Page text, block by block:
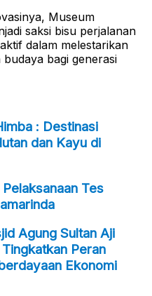
Museum
saksi bisu perjalanan
dalam melestarikan
bagi generasi
: Destinasi
dan Kayu di
Tes
Agung Sultan Aji
Peran
Ekonomi